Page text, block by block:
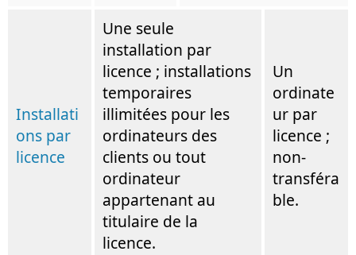
Installati
ons par
licence
Une seule
installation par
licence ; installations
temporaires
illimitées pour les
ordinateurs des
clients ou tout
ordinateur
appartenant au
titulaire de la
licence.
Un
ordinate
ur par
licence ;
non-
transféra
ble.